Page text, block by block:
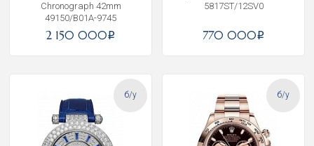
Chronograph 42mm
49150/B01A-9745
2 150 000i
5817ST/12SV0
770 000i
б/у б/у